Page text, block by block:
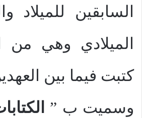
السابقين للميلاد
الميلادي وهي من
كتبت فيما بين
وسميت ب ”